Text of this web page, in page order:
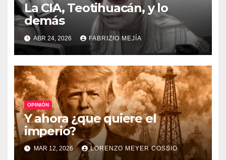
La CIA, Teotihuacán, y lo
demás
ABR 24, 2026 FABRIZIO MEJÍA
OPINIÓN
Y ahora ¿que quiere el
imperio?
MAR 12, 2026 LORENZO MEYER COSSIO